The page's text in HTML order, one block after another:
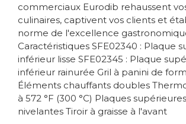
commerciaux Eurodib rehaussent
culinaires, captivent vos clients et
norme de l'excellence
Caractéristiques SFE02340 : Plaque
inférieur lisse SFE02345 : Plaque
inférieur rainurée Gril à panini de
Éléments chauffants doubles
à 572 °F (300 °C) Plaques
nivelantes Tiroir à graisse à l'avant